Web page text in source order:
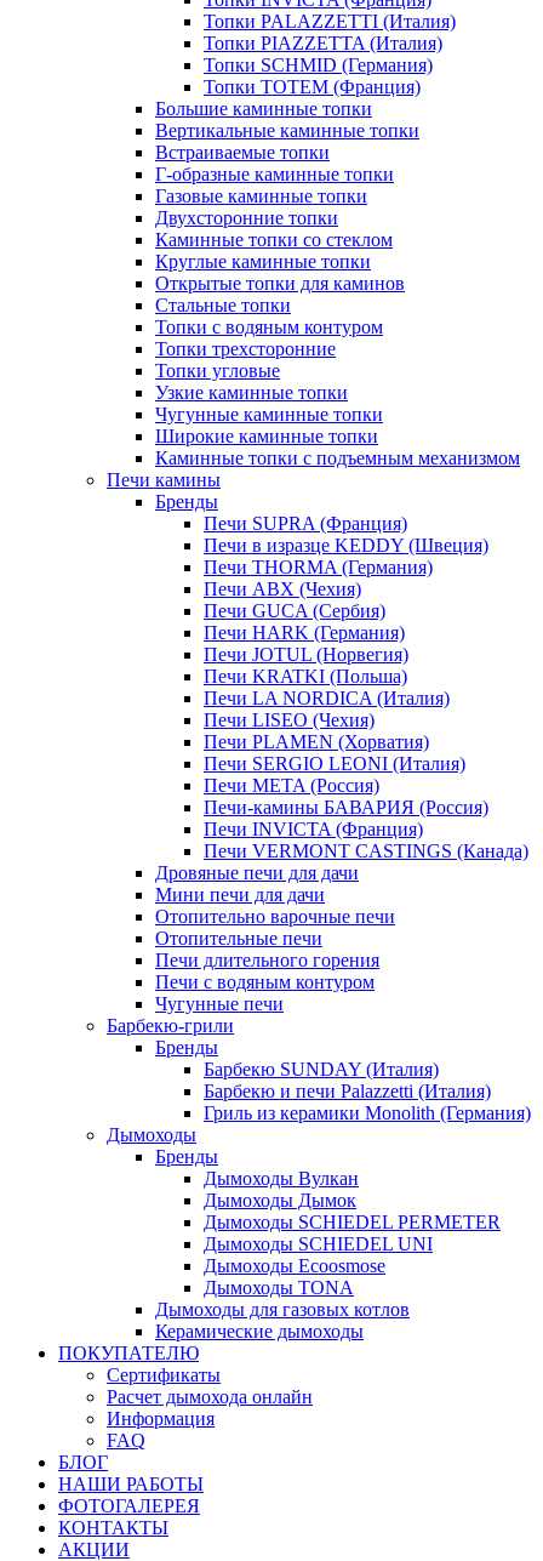
Топки PALAZZETTI (Италия)
Топки PIAZZETTA (Италия)
Топки SCHMID (Германия)
Топки TOTEM (Франция)
Большие каминные топки
Вертикальные каминные топки
Встраиваемые топки
Г-образные каминные топки
Газовые каминные топки
Двухсторонние топки
Каминные топки со стеклом
Круглые каминные топки
Открытые топки для каминов
Стальные топки
Топки с водяным контуром
Топки трехсторонние
Топки угловые
Узкие каминные топки
Чугунные каминные топки
Широкие каминные топки
Каминные топки с подъемным механизмом
Печи камины
Бренды
Печи SUPRA (Франция)
Печи в изразце KEDDY (Швеция)
Печи THORMA (Германия)
Печи ABX (Чехия)
Печи GUCA (Сербия)
Печи HARK (Германия)
Печи JOTUL (Норвегия)
Печи KRATKI (Польша)
Печи LA NORDICA (Италия)
Печи LISEO (Чехия)
Печи PLAMEN (Хорватия)
Печи SERGIO LEONI (Италия)
Печи META (Россия)
Печи-камины БАВАРИЯ (Россия)
Печи INVICTA (Франция)
Печи VERMONT CASTINGS (Канада)
Дровяные печи для дачи
Мини печи для дачи
Отопительно варочные печи
Отопительные печи
Печи длительного горения
Печи с водяным контуром
Чугунные печи
Барбекю-грили
Бренды
Барбекю SUNDAY (Италия)
Барбекю и печи Palazzetti (Италия)
Гриль из керамики Monolith (Германия)
Дымоходы
Бренды
Дымоходы Вулкан
Дымоходы Дымок
Дымоходы SCHIEDEL PERMETER
Дымоходы SCHIEDEL UNI
Дымоходы Ecoosmose
Дымоходы TONA
Дымоходы для газовых котлов
Керамические дымоходы
ПОКУПАТЕЛЮ
Сертификаты
Расчет дымохода онлайн
Информация
FAQ
БЛОГ
НАШИ РАБОТЫ
ФОТОГАЛЕРЕЯ
КОНТАКТЫ
АКЦИИ